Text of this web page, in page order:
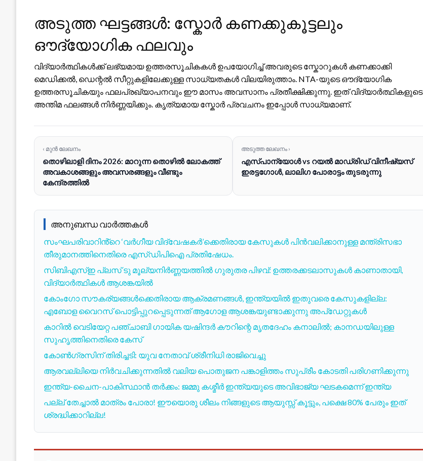
അടുത്ത ഘട്ടങ്ങൾ: സ്കോർ കണക്കുകൂട്ടലും
ഔദ്യോഗിക ഫലവും
വിദ്യാർത്ഥികൾക്ക് ലഭ്യമായ ഉത്തരസൂചികകൾ ഉപയോഗിച്ച് അവരുടെ സ്കോറുകൾ കണക്കാക്കി
മെഡിക്കൽ, ഡെന്റൽ സീറ്റുകളിലേക്കുള്ള സാധ്യതകൾ വിലയിരുത്താം. NTA-യുടെ ഔദ്യോഗിക
ഉത്തരസൂചികയും ഫലപ്രഖ്യാപനവും ഈ മാസം അവസാനം പ്രതീക്ഷിക്കുന്നു. ഇത് വിദ്യാർത്ഥികളുടെ
അന്തിമ ഫലങ്ങൾ നിർണ്ണയിക്കും. കൃത്യമായ സ്കോർ പ്രവചനം ഇപ്പോൾ സാധ്യമാണ്.
‹ മുൻ ലേഖനം
തൊഴിലാളി ദിനം 2026: മാറുന്ന തൊഴിൽ ലോകത്ത്
അവകാശങ്ങളും അവസരങ്ങളും വീണ്ടും
കേന്ദ്രത്തിൽ
അടുത്ത ലേഖനം ›
എസ്പാന്യോൾ vs റയൽ മാഡ്രിഡ് വിനീഷ്യസ്
ഇരട്ടഗോൾ, ലാലിഗ പോരാട്ടം തുടരുന്നു
അനുബന്ധ വാർത്തകൾ
സംഘപരിവാറിൻ്റെ ‘വർഗീയ വിദ്വേഷകർ’ക്കെതിരായ കേസുകൾ പിൻവലിക്കാനുള്ള മന്ത്രിസഭാ
തീരുമാനത്തിനെതിരെ എസ്ഡിപിഐ പ്രതിഷേധം.
സിബിഎസ്ഇ പ്ലസ് ടു മൂല്യനിർണ്ണയത്തിൽ ഗുരുതര പിഴവ്: ഉത്തരക്കടലാസുകൾ കാണാതായി,
വിദ്യാർത്ഥികൾ ആശങ്കയിൽ
കോംഗോ സൗകര്യങ്ങൾക്കെതിരായ ആക്രമണങ്ങൾ, ഇന്ത്യയിൽ ഇതുവരെ കേസുകളില്ല:
എബോള വൈറസ് പൊട്ടിപ്പുറപ്പെടുന്നത് ആഗോള ആശങ്കയുണ്ടാക്കുന്നു അപ്‌ഡേറ്റുകൾ
കാറിൽ വെടിയേറ്റ പഞ്ചാബി ഗായിക യഷിന്ദർ കൗറിന്റെ മൃതദേഹം കനാലിൽ; കാനഡയിലുള്ള
സുഹൃത്തിനെതിരെ കേസ്
കോൺഗ്രസിന് തിരിച്ചടി: യുവ നേതാവ് ശ്രീനിധി രാജിവെച്ചു
ആരവല്ലിയെ നിർവചിക്കുന്നതിൽ വലിയ പൊതുജന പങ്കാളിത്തം സുപ്രീം കോടതി പരിഗണിക്കുന്നു
ഇന്ത്യ-ചൈന-പാകിസ്ഥാൻ തർക്കം: ജമ്മു കശ്മീർ ഇന്ത്യയുടെ അവിഭാജ്യ ഘടകമെന്ന് ഇന്ത്യ
പല്ല് തേച്ചാൽ മാത്രം പോരാ! ഈയൊരു ശീലം നിങ്ങളുടെ ആയുസ്സ് കൂട്ടും, പക്ഷെ 80% പേരും ഇത്
ശ്രദ്ധിക്കാറില്ല!